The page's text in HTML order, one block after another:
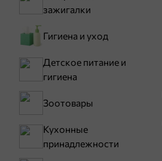
зажигалки
Гигиена и уход
Детское питание и
гигиена
Зоотовары
Кухонные
принадлежности